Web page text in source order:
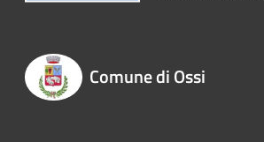
Comune di Ossi